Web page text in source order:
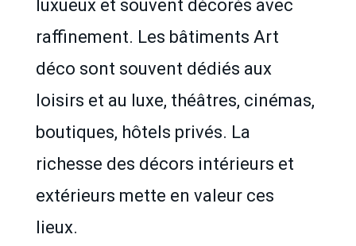
luxueux et souvent décorés avec
raffinement. Les bâtiments Art
déco sont souvent dédiés aux
loisirs et au luxe, théâtres, cinémas,
boutiques, hôtels privés. La
richesse des décors intérieurs et
extérieurs mette en valeur ces
lieux.